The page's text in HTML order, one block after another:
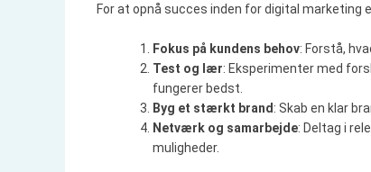
For at opnå succes inden for digital marketing
Fokus på kundens behov: Forstå,
Test og lær: Eksperimenter med
fungerer bedst.
Byg et stærkt brand: Skab en klar
Netværk og samarbejde: Deltag i
muligheder.